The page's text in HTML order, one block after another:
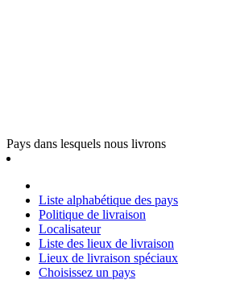
Pays dans lesquels nous livrons
Liste alphabétique des pays
Politique de livraison
Localisateur
Liste des lieux de livraison
Lieux de livraison spéciaux
Choisissez un pays